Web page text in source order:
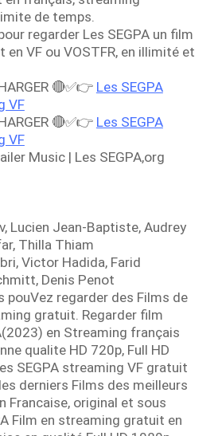
de temps.
regarder Les SEGPA un film
VF ou VOSTFR, en illimité et
🔴✅👉 Les SEGPA
VF
🔴✅👉 Les SEGPA
VF
Music | Les SEGPA,org
Lucien Jean-Baptiste, Audrey
Thilla Thiam
Victor Hadida, Farid
Denis Penot
pouVez regarder des Films de
gratuit. Regarder film
en Streaming français
qualite HD 720p, Full HD
SEGPA streaming VF gratuit
derniers Films des meilleurs
Francaise, original et sous
Film en streaming gratuit en